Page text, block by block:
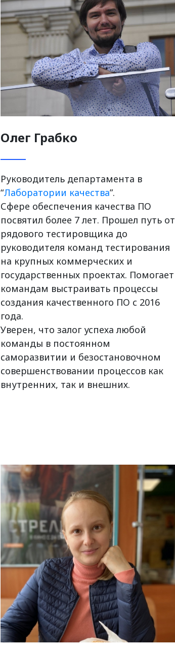
Олег Грабко
Руководитель департамента в
“Лаборатории качества”.
Сфере обеспечения качества ПО
посвятил более 7 лет. Прошел путь от
рядового тестировщика до
руководителя команд тестирования
на крупных коммерческих и
государственных проектах. Помогает
командам выстраивать процессы
создания качественного ПО с 2016
года.
Уверен, что залог успеха любой
команды в постоянном
саморазвитии и безостановочном
совершенствовании процессов как
внутренних, так и внешних.